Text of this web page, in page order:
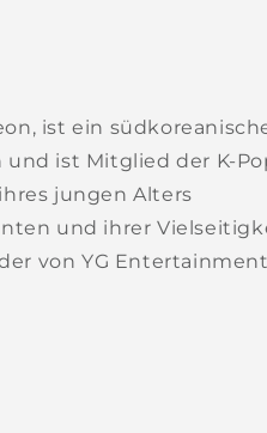
ist ein
und ist Mitglied der K-
jungen Alters
und ihrer
von YG